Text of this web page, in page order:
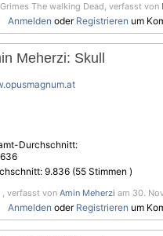
The walking Dead, verfasst von
Anmelden oder Registrieren um
Meherzi: Skull
Durchschnitt:
9.836 (55 Stimmen )
, verfasst von Amin Meherzi am 30.
Anmelden oder Registrieren um